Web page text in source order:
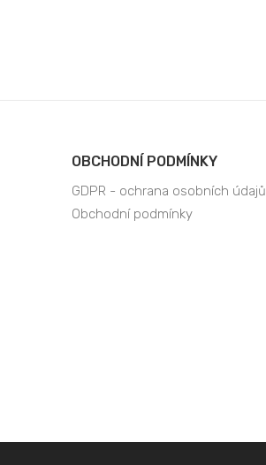
OBCHODNÍ PODMÍNKY
GDPR - ochrana osobních údajů
Obchodní podmínky